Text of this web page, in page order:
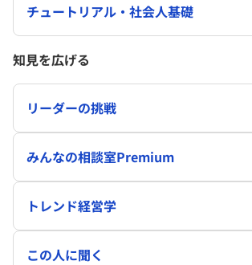
チュートリアル・社会人基礎
知見を広げる
リーダーの挑戦
みんなの相談室Premium
トレンド経営学
この人に聞く